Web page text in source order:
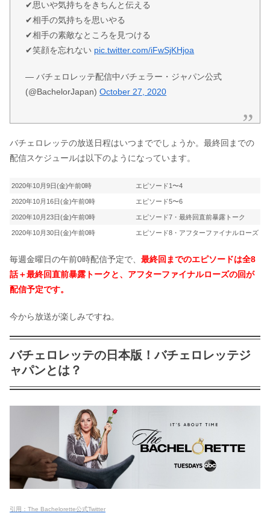
✔︎思いや気持ちをきちんと伝える
✔︎相手の気持ちを思いやる
✔︎相手の素敵なところを見つける
✔︎笑顔を忘れない pic.twitter.com/iFwSjKHjoa
— バチェロレッテ配信中バチェラー・ジャパン公式
(@BachelorJapan)October 27, 2020
バチェロレッテの放送日程はいつまででしょうか。最終回までの
配信スケジュールは以下のようになっています。
2020年10月9日(金)午前0時 エピソード1〜4
2020年10月16日(金)午前0時 エピソード5〜6
2020年10月23日(金)午前0時 エピソード7・最終回直前暴露トーク
2020年10月30日(金)午前0時 エピソード8・アフターファイナルローズ
毎週金曜日の午前0時配信予定で、 最終回までのエピソードは全8
話＋最終回直前暴露トークと、アフターファイナルローズの回が
配信予定です。
今から放送が楽しみですね。
バチェロレッテの日本版！バチェロレッテジ
ャパンとは？
引用：The Bachelorette公式Twitter